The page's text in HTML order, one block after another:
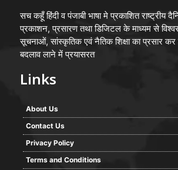
सच कहूँ हिंदी व पंजाबी भाषा मे प्रकाशित राष्ट्रीय
प्रकाशन, प्रसारण तथा डिजिटल के माध्यम से
सूचनाओं, सांस्कृतिक एवं नैतिक शिक्षा का प्रसार
बदलाव लाने में प्रयासरत
Links
About Us
Contact Us
Privacy Policy
Terms and Conditions